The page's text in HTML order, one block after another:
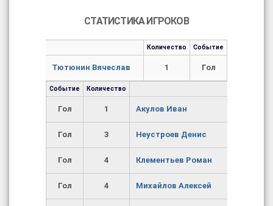
СТАТИСТИКА ИГРОКОВ
Количество Событие
Тютюнин Вячеслав 1 Гол
Событие Количество
Гол 1 Акулов Иван
Гол 3 Неустроев Денис
Гол 4 Клементьев Роман
Гол 4 Михайлов Алексей